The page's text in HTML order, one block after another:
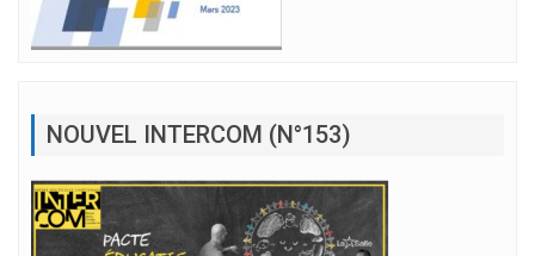
NOUVEL INTERCOM (N°153)